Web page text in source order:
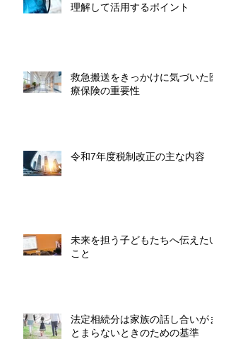
理解して活用するポイント
救急搬送をきっかけに気づいた医
療保険の重要性
令和7年度税制改正の主な内容
未来を担う子どもたちへ伝えたい
こと
法定相続分は家族の話し合いがま
とまらないときのための基準